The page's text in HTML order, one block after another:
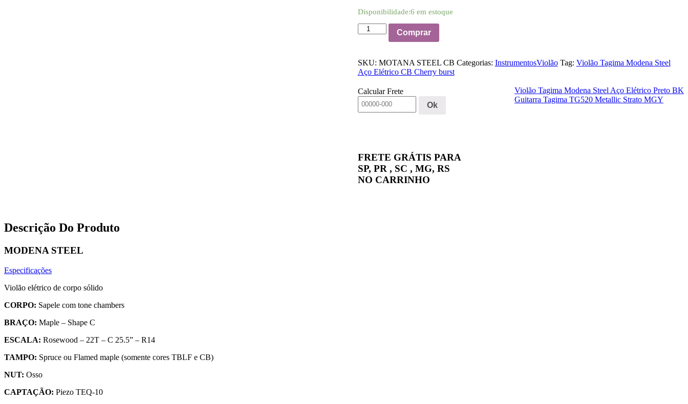
Disponibilidade:6 em estoque
Violão
Tagima
Aço
Elétrico
Cherry
burst
quantidade
Comprar
SKU: MOTANA STEEL CB Categorias: InstrumentosViolão Tag: Violão Tagima Modena Steel
Aço Elétrico CB Cherry burst
Calcular Frete
Ok
Violão Tagima Modena Steel Aço Elétrico Preto BK
Guitarra Tagima TG520 Metallic Strato MGY
FRETE GRÁTIS PARA
SP, PR , SC , MG, RS
NO CARRINHO
Descrição Do Produto
MODENA STEEL
Especificações
Violão elétrico de corpo sólido
CORPO: Sapele com tone chambers
BRAÇO: Maple – Shape C
ESCALA: Rosewood – 22T – C 25.5” – R14
TAMPO: Spruce ou Flamed maple (somente cores TBLF e CB)
NUT: Osso
CAPTAÇÃO: Piezo TEQ-10